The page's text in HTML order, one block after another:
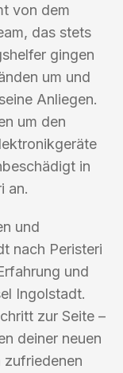
von dem
das stets
gingen
um und
Anliegen.
um den
in
an.
und
nach Peristeri
und
Ingolstadt.
zur Seite –
deiner neuen
zufriedenen